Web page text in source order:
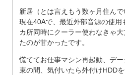
新居（とは言えもう数ヶ月住んで
現在40Aで、最近外部音源の使
カ所同時にクーラー使わなきゃ
たのが甘かったです。
慌ててお仕事マシン再起動、デ
束の間、気付いたら外付けHDD